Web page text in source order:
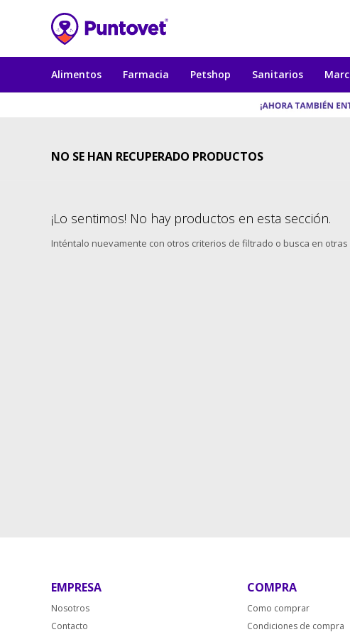
Alimentos Farmacia Petshop Sanitarios
NO SE HAN RECUPERADO PRODUCTOS
¡Lo sentimos! No hay productos en esta sección.
Inténtalo nuevamente con otros criterios de filtrado o busca en
EMPRESA
Nosotros
Contacto
COMPRA
Como comprar
Condiciones de compra